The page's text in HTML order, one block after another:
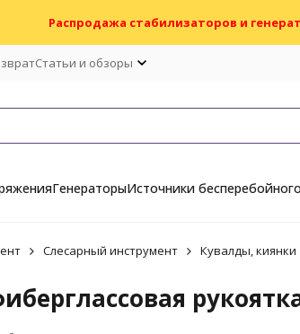
Распродажа стабилизаторов и
Статьи и обзоры
ГенераторыИсточники
Слесарный инструмент Кувалды, киянки